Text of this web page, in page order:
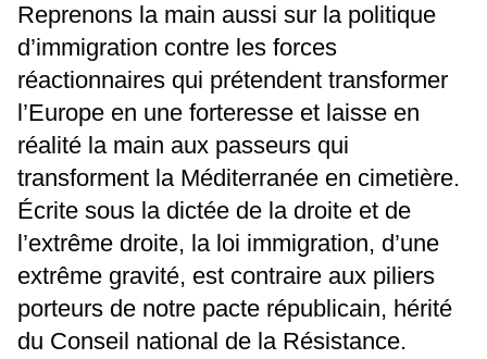
Reprenons la main aussi sur la politique
d’immigration contre les forces
réactionnaires qui prétendent transformer
l’Europe en une forteresse et laisse en
réalité la main aux passeurs qui
transforment la Méditerranée en cimetière.
Écrite sous la dictée de la droite et de
l’extrême droite, la loi immigration, d’une
extrême gravité, est contraire aux piliers
porteurs de notre pacte républicain, hérité
du Conseil national de la Résistance.